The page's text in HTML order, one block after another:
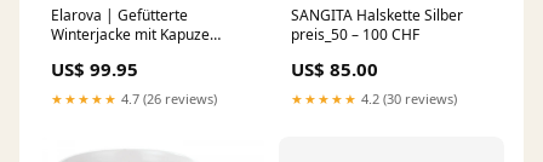
Elarova | Gefütterte
Winterjacke mit Kapuze
US$ 99.95
★★★★★ 4.7 (26 reviews)
SANGITA Halskette Silber
preis_50 – 100 CHF
US$ 85.00
★★★★★ 4.2 (30 reviews)